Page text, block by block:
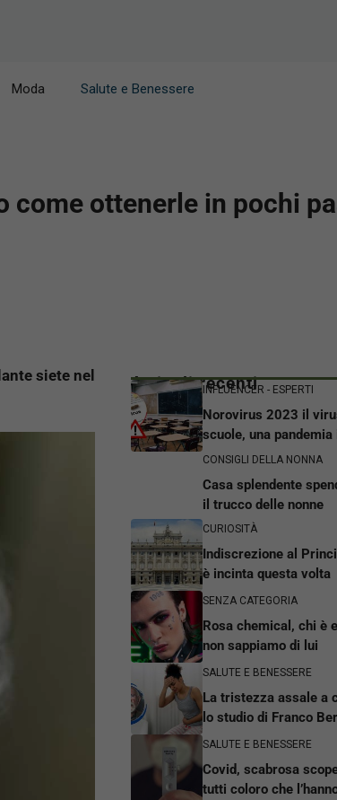
Moda Salute e Benessere
come ottenerle in pochi
siete nel
Articoli recentiINFLUENCER - ESPERTI
Norovirus 2023 il
scuole, una pandemia
CONSIGLI DELLA NONNA
Casa splendente
il trucco delle nonne
CURIOSITÀ
Indiscrezione al
è incinta questa volta
SENZA CATEGORIA
Rosa chemical, chi è
non sappiamo di lui
SALUTE E BENESSERE
La tristezza assale a
lo studio di Franco
SALUTE E BENESSERE
Covid, scabrosa
tutti coloro che